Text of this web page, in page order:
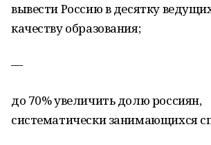
вывести Россию в десятку
качеству образования;
—
до 70% увеличить долю россиян,
систематически занимающихся